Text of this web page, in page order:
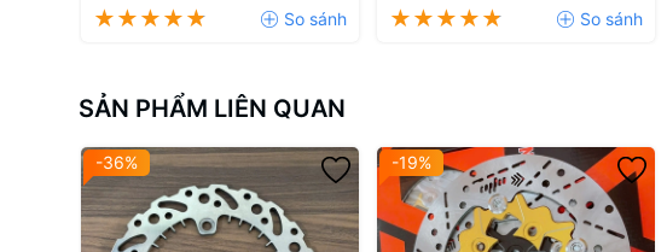
SẢN PHẨM LIÊN QUAN
-36% -19%